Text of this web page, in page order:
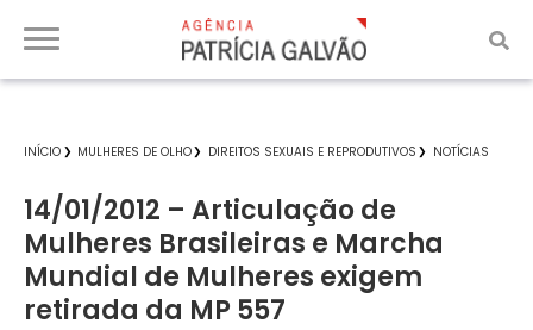
INÍCIO MULHERES DE OLHO DIREITOS SEXUAIS E REPRODUTIVOS NOTÍCIAS
14/01/2012 – Articulação de
Mulheres Brasileiras e Marcha
Mundial de Mulheres exigem
retirada da MP 557